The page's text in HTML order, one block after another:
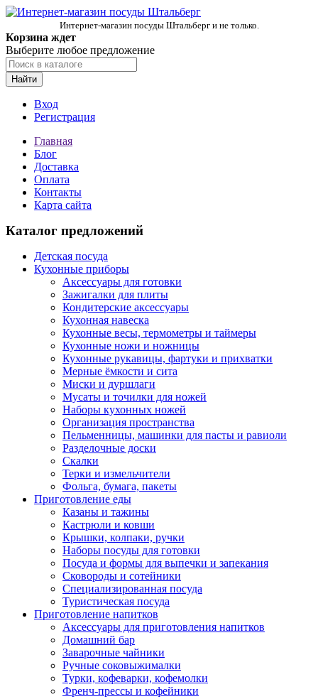
Интернет-магазин посуды Штальберг и не только.
Корзина ждет
Выберите любое предложение
Найти
Вход
Регистрация
Главная
Блог
Доставка
Оплата
Контакты
Карта сайта
Каталог предложений
Детская посуда
Кухонные приборы
Аксессуары для готовки
Зажигалки для плиты
Кондитерские аксессуары
Кухонная навеска
Кухонные весы, термометры и таймеры
Кухонные ножи и ножницы
Кухонные рукавицы, фартуки и прихватки
Мерные ёмкости и сита
Миски и дуршлаги
Мусаты и точилки для ножей
Наборы кухонных ножей
Организация пространства
Пельменницы, машинки для пасты и равиоли
Разделочные доски
Скалки
Терки и измельчители
Фольга, бумага, пакеты
Приготовление еды
Казаны и тажины
Кастрюли и ковши
Крышки, колпаки, ручки
Наборы посуды для готовки
Посуда и формы для выпечки и запекания
Сковороды и сотейники
Специализированная посуда
Туристическая посуда
Приготовление напитков
Аксессуары для приготовления напитков
Домашний бар
Заварочные чайники
Ручные соковыжималки
Турки, кофеварки, кофемолки
Френч-прессы и кофейники